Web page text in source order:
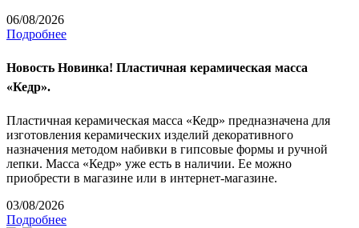
06/08/2026
Подробнее
Новость Новинка! Пластичная керамическая масса
«Кедр».
Пластичная керамическая масса «Кедр» предназначена для
изготовления керамических изделий декоративного
назначения методом набивки в гипсовые формы и ручной
лепки. Масса «Кедр» уже есть в наличии. Ее можно
приобрести в магазине или в интернет-магазине.
03/08/2026
Подробнее